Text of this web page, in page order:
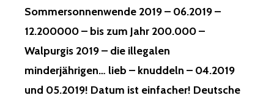
Sommersonnenwende 2019 – 06.2019 –
12.200000 – bis zum Jahr 200.000 –
Walpurgis 2019 – die illegalen
minderjährigen… lieb – knuddeln – 04.2019
und 05.2019! Datum ist einfacher! Deutsche